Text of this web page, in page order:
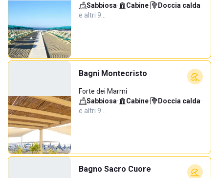
Sabbiosa· Cabine· Doccia calda·
e altri 9…
Bagni Montecristo
Forte dei Marmi
Sabbiosa· Cabine· Doccia calda·
e altri 9…
Bagno Sacro Cuore